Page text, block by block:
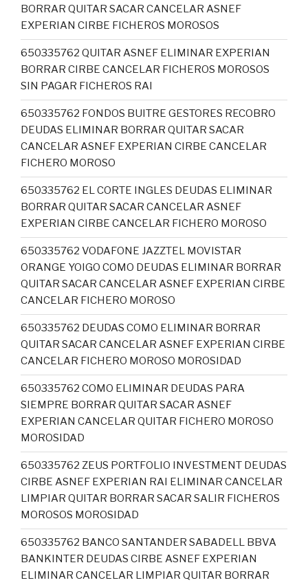
BORRAR QUITAR SACAR CANCELAR ASNEF
EXPERIAN CIRBE FICHEROS MOROSOS
650335762 QUITAR ASNEF ELIMINAR EXPERIAN
BORRAR CIRBE CANCELAR FICHEROS MOROSOS
SIN PAGAR FICHEROS RAI
650335762 FONDOS BUITRE GESTORES RECOBRO
DEUDAS ELIMINAR BORRAR QUITAR SACAR
CANCELAR ASNEF EXPERIAN CIRBE CANCELAR
FICHERO MOROSO
650335762 EL CORTE INGLES DEUDAS ELIMINAR
BORRAR QUITAR SACAR CANCELAR ASNEF
EXPERIAN CIRBE CANCELAR FICHERO MOROSO
650335762 VODAFONE JAZZTEL MOVISTAR
ORANGE YOIGO COMO DEUDAS ELIMINAR BORRAR
QUITAR SACAR CANCELAR ASNEF EXPERIAN CIRBE
CANCELAR FICHERO MOROSO
650335762 DEUDAS COMO ELIMINAR BORRAR
QUITAR SACAR CANCELAR ASNEF EXPERIAN CIRBE
CANCELAR FICHERO MOROSO MOROSIDAD
650335762 COMO ELIMINAR DEUDAS PARA
SIEMPRE BORRAR QUITAR SACAR ASNEF
EXPERIAN CANCELAR QUITAR FICHERO MOROSO
MOROSIDAD
650335762 ZEUS PORTFOLIO INVESTMENT DEUDAS
CIRBE ASNEF EXPERIAN RAI ELIMINAR CANCELAR
LIMPIAR QUITAR BORRAR SACAR SALIR FICHEROS
MOROSOS MOROSIDAD
650335762 BANCO SANTANDER SABADELL BBVA
BANKINTER DEUDAS CIRBE ASNEF EXPERIAN
ELIMINAR CANCELAR LIMPIAR QUITAR BORRAR